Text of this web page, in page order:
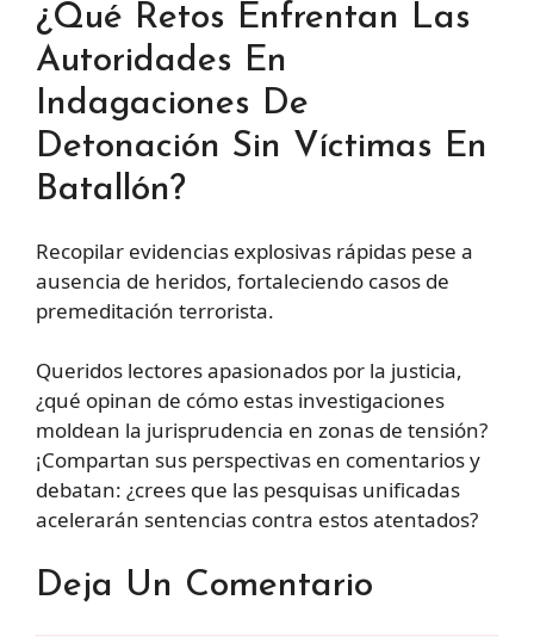
¿Qué Retos Enfrentan Las
Autoridades En
Indagaciones De
Detonación Sin Víctimas En
Batallón?
Recopilar evidencias explosivas rápidas pese a
ausencia de heridos, fortaleciendo casos de
premeditación terrorista.
Queridos lectores apasionados por la justicia,
¿qué opinan de cómo estas investigaciones
moldean la jurisprudencia en zonas de tensión?
¡Compartan sus perspectivas en comentarios y
debatan: ¿crees que las pesquisas unificadas
acelerarán sentencias contra estos atentados?
Deja Un Comentario